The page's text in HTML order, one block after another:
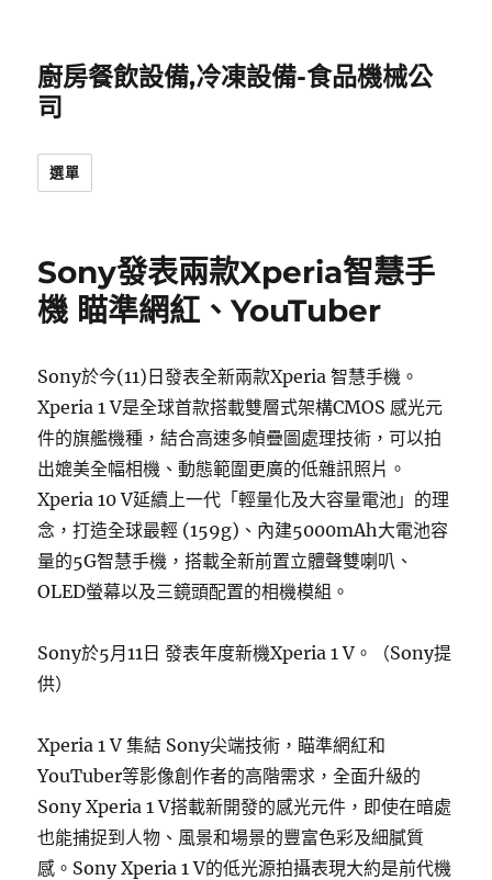
廚房餐飲設備,冷凍設備-食品機械公
司
選單
Sony發表兩款Xperia智慧手
機 瞄準網紅、YouTuber
Sony於今(11)日發表全新兩款Xperia 智慧手機。
Xperia 1 V是全球首款搭載雙層式架構CMOS 感光元
件的旗艦機種，結合高速多幀疊圖處理技術，可以拍
出媲美全幅相機、動態範圍更廣的低雜訊照片。
Xperia 10 V延續上一代「輕量化及大容量電池」的理
念，打造全球最輕 (159g)、內建5000mAh大電池容
量的5G智慧手機，搭載全新前置立體聲雙喇叭、
OLED螢幕以及三鏡頭配置的相機模組。
Sony於5月11日 發表年度新機Xperia 1 V。（Sony提
供）
Xperia 1 V 集結 Sony尖端技術，瞄準網紅和
YouTuber等影像創作者的高階需求，全面升級的
Sony Xperia 1 V搭載新開發的感光元件，即使在暗處
也能捕捉到人物、風景和場景的豐富色彩及細膩質
感。Sony Xperia 1 V的低光源拍攝表現大約是前代機